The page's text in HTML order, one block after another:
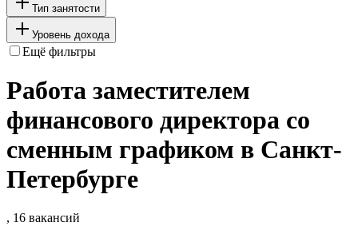
Тип занятости
Уровень дохода
Ещё фильтры
Работа заместителем
финансового директора со
сменным графиком в Санкт-
Петербурге
, 16 вакансий